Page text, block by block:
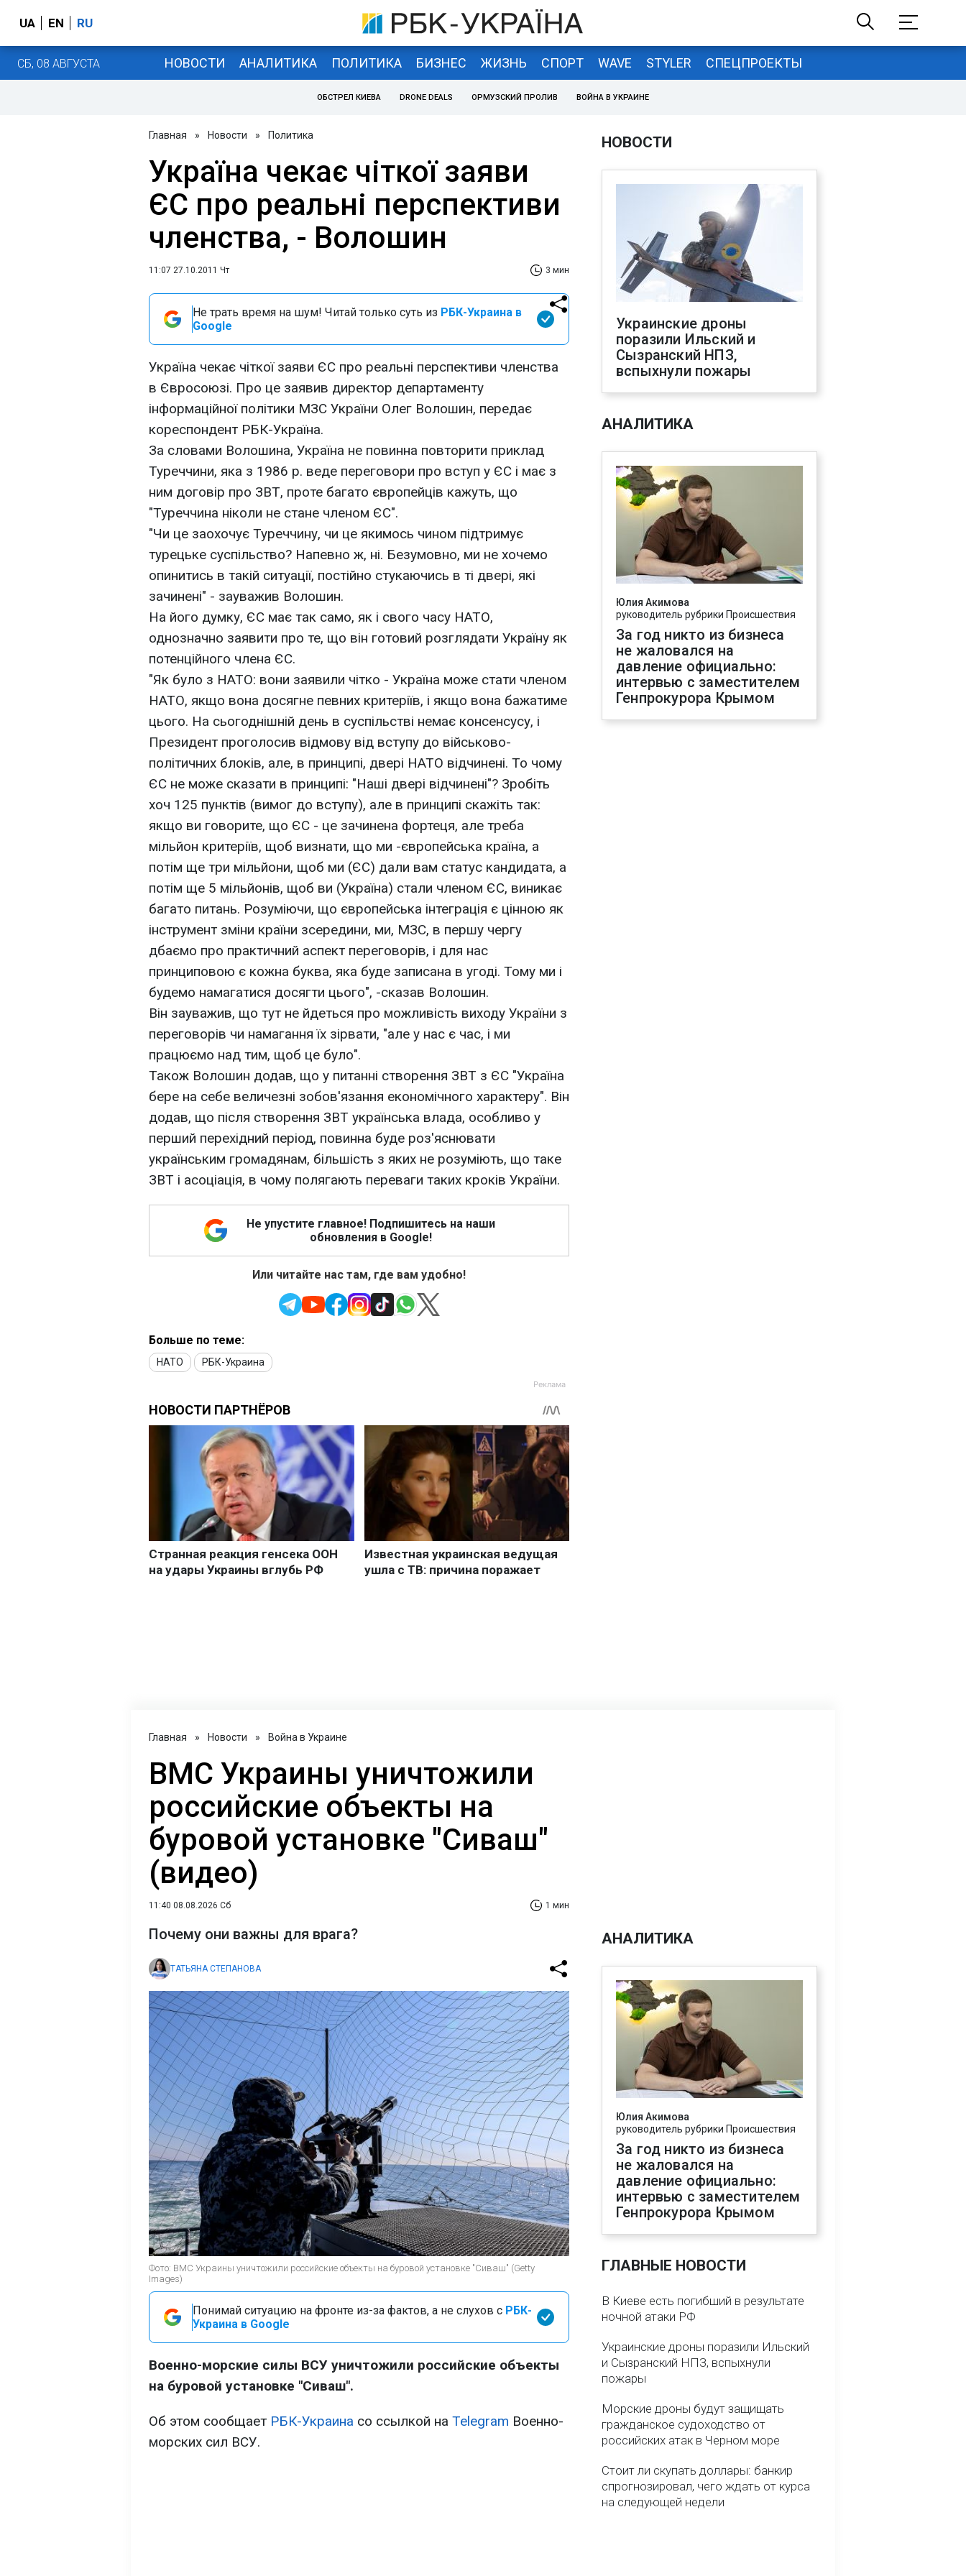
UA EN RU
СБ, 08 АВГУСТА НОВОСТИ АНАЛИТИКА ПОЛИТИКА БИЗНЕС ЖИЗНЬ СПОРТ WAVE STYLER СПЕЦПРОЕКТЫ
ОБСТРЕЛ КИЕВА DRONE DEALS ОРМУЗСКИЙ ПРОЛИВ ВОЙНА В УКРАИНЕ
Главная » Новости » Политика
Україна чекає чіткої заяви
ЄС про реальні перспективи
членства, - Волошин
11:07 27.10.2011 Чт 3 мин
Не трать время на шум! Читай только суть из РБК-Украина в
Google
Україна чекає чіткої заяви ЄС про реальні перспективи членства
в Євросоюзі. Про це заявив директор департаменту
інформаційної політики МЗС України Олег Волошин, передає
кореспондент РБК-Україна.
За словами Волошина, Україна не повинна повторити приклад
Туреччини, яка з 1986 р. веде переговори про вступ у ЄС і має з
ним договір про ЗВТ, проте багато європейців кажуть, що
"Туреччина ніколи не стане членом ЄС".
"Чи це заохочує Туреччину, чи це якимось чином підтримує
турецьке суспільство? Напевно ж, ні. Безумовно, ми не хочемо
опинитись в такій ситуації, постійно стукаючись в ті двері, які
зачинені" - зауважив Волошин.
На його думку, ЄС має так само, як і свого часу НАТО,
однозначно заявити про те, що він готовий розглядати Україну як
потенційного члена ЄС.
"Як було з НАТО: вони заявили чітко - Україна може стати членом
НАТО, якщо вона досягне певних критеріїв, і якщо вона бажатиме
цього. На сьогоднішній день в суспільстві немає консенсусу, і
Президент проголосив відмову від вступу до військово-
політичних блоків, але, в принципі, двері НАТО відчинені. То чому
ЄС не може сказати в принципі: "Наші двері відчинені"? Зробіть
хоч 125 пунктів (вимог до вступу), але в принципі скажіть так:
якщо ви говорите, що ЄС - це зачинена фортеця, але треба
мільйон критеріїв, щоб визнати, що ми -європейська країна, а
потім ще три мільйони, щоб ми (ЄС) дали вам статус кандидата, а
потім ще 5 мільйонів, щоб ви (Україна) стали членом ЄС, виникає
багато питань. Розуміючи, що європейська інтеграція є цінною як
інструмент зміни країни зсередини, ми, МЗС, в першу чергу
дбаємо про практичний аспект переговорів, і для нас
принциповою є кожна буква, яка буде записана в угоді. Тому ми і
будемо намагатися досягти цього", -сказав Волошин.
Він зауважив, що тут не йдеться про можливість виходу України з
переговорів чи намагання їх зірвати, "але у нас є час, і ми
працюємо над тим, щоб це було".
Також Волошин додав, що у питанні створення ЗВТ з ЄС "Україна
бере на себе величезні зобов'язання економічного характеру". Він
додав, що після створення ЗВТ українська влада, особливо у
перший перехідний період, повинна буде роз'яснювати
українським громадянам, більшість з яких не розуміють, що таке
ЗВТ і асоціація, в чому полягають переваги таких кроків України.
Не упустите главное! Подпишитесь на наши
обновления в Google!
Или читайте нас там, где вам удобно!
Больше по теме:
НАТО РБК-Украина
НОВОСТИ
Украинские дроны
поразили Ильский и
Сызранский НПЗ,
вспыхнули пожары
АНАЛИТИКА
Юлия Акимова
руководитель рубрики Происшествия
За год никто из бизнеса
не жаловался на
давление официально:
интервью с заместителем
Генпрокурора Крымом
Главная » Новости » Война в Украине
ВМС Украины уничтожили
российские объекты на
буровой установке "Сиваш"
(видео)
11:40 08.08.2026 Сб 1 мин
Почему они важны для врага?
ТАТЬЯНА СТЕПАНОВА
Фото: ВМС Украины уничтожили российские объекты на буровой установке "Сиваш" (Getty
Images)
Понимай ситуацию на фронте из-за фактов, а не слухов с РБК-
Украина в Google
Военно-морские силы ВСУ уничтожили российские объекты
на буровой установке "Сиваш".
Об этом сообщает РБК-Украина со ссылкой на Telegram Военно-
морских сил ВСУ.
АНАЛИТИКА
Юлия Акимова
руководитель рубрики Происшествия
За год никто из бизнеса
не жаловался на
давление официально:
интервью с заместителем
Генпрокурора Крымом
ГЛАВНЫЕ НОВОСТИ
В Киеве есть погибший в результате
ночной атаки РФ
Украинские дроны поразили Ильский
и Сызранский НПЗ, вспыхнули
пожары
Морские дроны будут защищать
гражданское судоходство от
российских атак в Черном море
Стоит ли скупать доллары: банкир
спрогнозировал, чего ждать от курса
на следующей недели